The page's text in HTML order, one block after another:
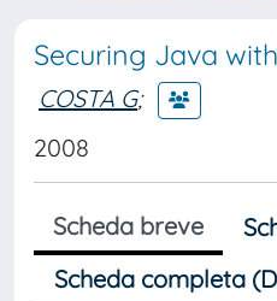
Securing Java
COSTA G;
2008
Scheda breve
Scheda completa